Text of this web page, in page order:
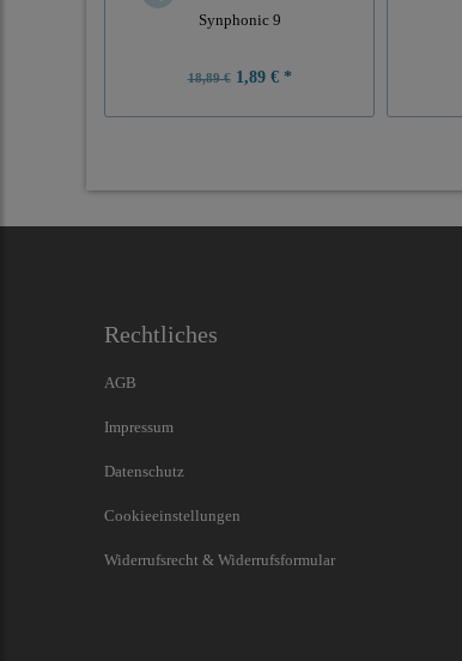
Synphonic 9
18,89 €1,89 € *
Rechtliches
AGB
Impressum
Datenschutz
Cookieeinstellungen
Widerrufsrecht & Widerrufsformular